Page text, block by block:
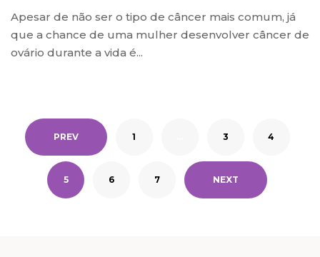
Apesar de não ser o tipo de câncer mais comum, já
que a chance de uma mulher desenvolver câncer de
ovário durante a vida é...
PREV 1 3 4
5 6 7 NEXT